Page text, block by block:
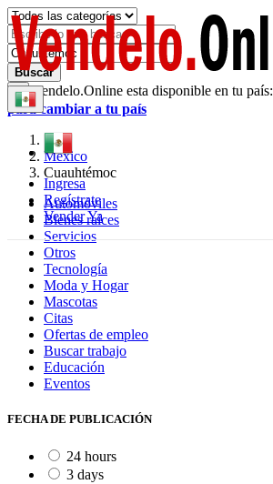
Ingresa
Regístrate
Vender Ya
Buscar
× Vendelo.Online esta disponible en tu país:
para cambiar a tu país
México
Cuauhtémoc
Automóviles
Bienes raíces
Servicios
Otros
Tecnología
Moda y Hogar
Mascotas
Citas
Ofertas de empleo
Buscar trabajo
Educación
Eventos
FECHA DE PUBLICACIÓN
24 hours
3 days